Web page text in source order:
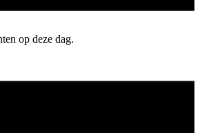
op deze dag.